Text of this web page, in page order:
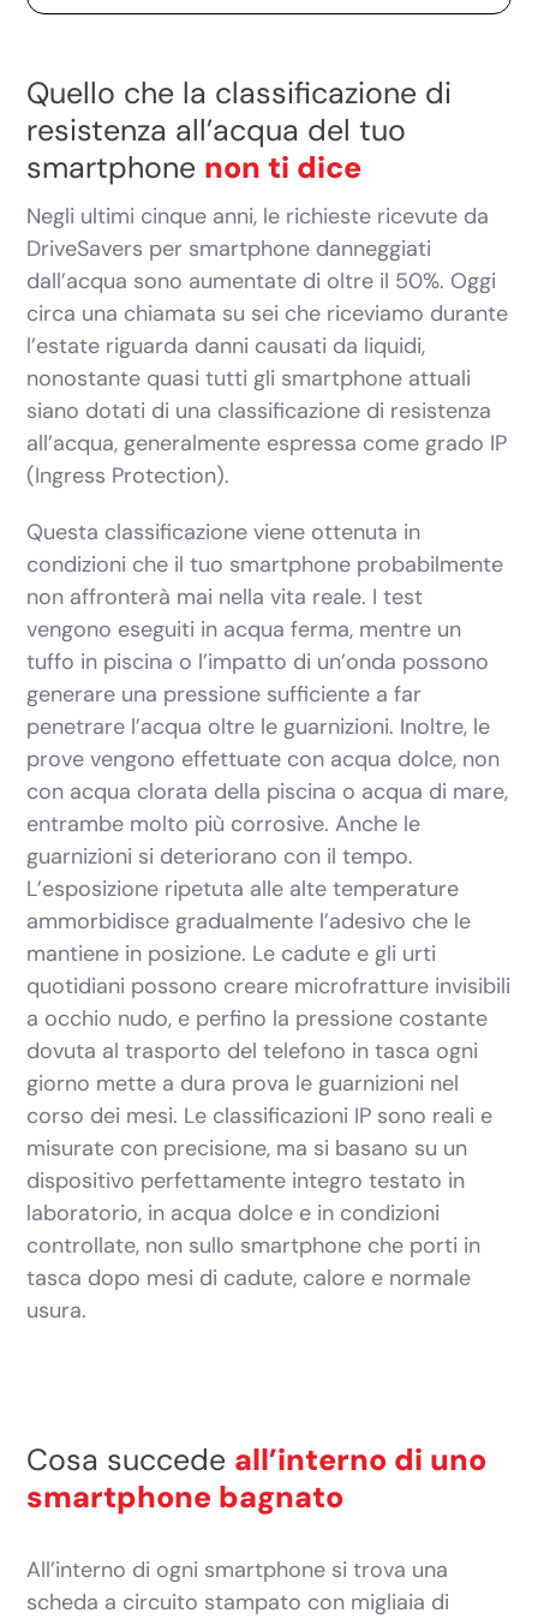
Quello che la classificazione di
resistenza all’acqua del tuo
smartphone non ti dice
Negli ultimi cinque anni, le richieste ricevute da
DriveSavers per smartphone danneggiati
dall’acqua sono aumentate di oltre il 50%. Oggi
circa una chiamata su sei che riceviamo durante
l’estate riguarda danni causati da liquidi,
nonostante quasi tutti gli smartphone attuali
siano dotati di una classificazione di resistenza
all’acqua, generalmente espressa come grado IP
(Ingress Protection).
Questa classificazione viene ottenuta in
condizioni che il tuo smartphone probabilmente
non affronterà mai nella vita reale. I test
vengono eseguiti in acqua ferma, mentre un
tuffo in piscina o l’impatto di un’onda possono
generare una pressione sufficiente a far
penetrare l’acqua oltre le guarnizioni. Inoltre, le
prove vengono effettuate con acqua dolce, non
con acqua clorata della piscina o acqua di mare,
entrambe molto più corrosive. Anche le
guarnizioni si deteriorano con il tempo.
L’esposizione ripetuta alle alte temperature
ammorbidisce gradualmente l’adesivo che le
mantiene in posizione. Le cadute e gli urti
quotidiani possono creare microfratture invisibili
a occhio nudo, e perfino la pressione costante
dovuta al trasporto del telefono in tasca ogni
giorno mette a dura prova le guarnizioni nel
corso dei mesi. Le classificazioni IP sono reali e
misurate con precisione, ma si basano su un
dispositivo perfettamente integro testato in
laboratorio, in acqua dolce e in condizioni
controllate, non sullo smartphone che porti in
tasca dopo mesi di cadute, calore e normale
usura.
Cosa succede all’interno di uno
smartphone bagnato
All’interno di ogni smartphone si trova una
scheda a circuito stampato con migliaia di